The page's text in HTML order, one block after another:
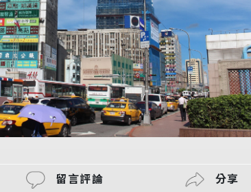
留言評論 分享